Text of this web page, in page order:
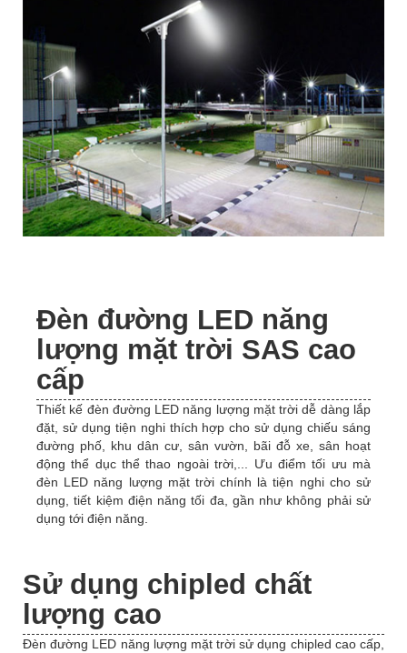
Đèn đường LED năng
lượng mặt trời SAS cao
cấp
Thiết kế đèn đường LED năng lượng mặt trời dễ dàng lắp
đặt, sử dụng tiện nghi thích hợp cho sử dụng chiếu sáng
đường phố, khu dân cư, sân vườn, bãi đỗ xe, sân hoạt
động thể dục thể thao ngoài trời,... Ưu điểm tối ưu mà
đèn LED năng lượng mặt trời chính là tiện nghi cho sử
dụng, tiết kiệm điện năng tối đa, gần như không phải sử
dụng tới điện năng.
Sử dụng chipled chất
lượng cao
Đèn đường LED năng lượng mặt trời sử dụng chipled cao cấp,